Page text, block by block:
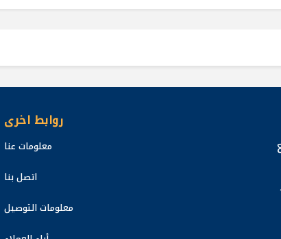
روابط اخرى
معلومات عنا
اتصل بنا
معلومات التوصيل